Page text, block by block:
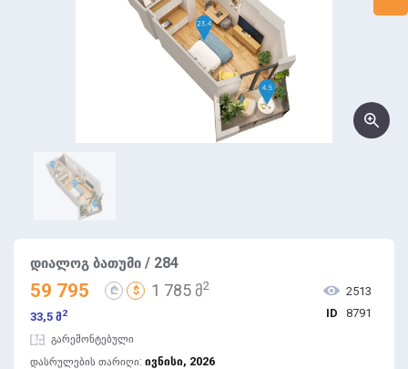
დიალოგ ბათუმი / 284
59 795 ₾ $ 1 785 მ2
33,5 მ 2
2513
ID
8791
გარემონტებული
დასრულების თარიღი: ივნისი, 2026